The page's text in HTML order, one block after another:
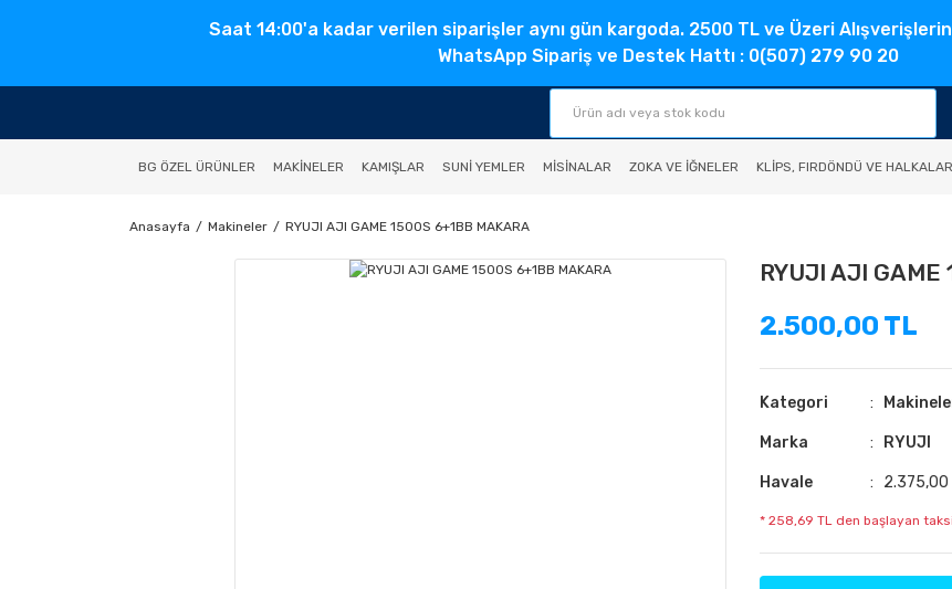
Saat 14:00'a kadar verilen siparişler aynı gün kargoda. 2500 TL ve Üzeri
WhatsApp Sipariş ve Destek Hattı : 0(507) 279 90 20
BG ÖZEL ÜRÜNLER MAKINELER KAMIŞLAR SUNI YEMLER MISINALAR ZOKA VE İĞNELER KLIPS, FIRDÖNDÜ VE HALKALAR
Anasayfa Makineler RYUJI AJI GAME 1500S 6+1BB MAKARA
RYUJI AJI
2.500,00 TL
Kategori
Marka RYUJI
Havale 2.375,00
* 258,69 TL den başlayan